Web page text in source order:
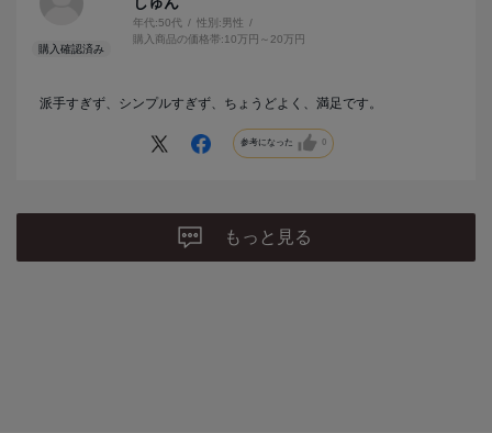
年代:50代 性別:男性
購入商品の価格帯:10万円～20万円
派手すぎず、シンプルすぎず、ちょうどよく、満足です。
参考になった 0
もっと見る